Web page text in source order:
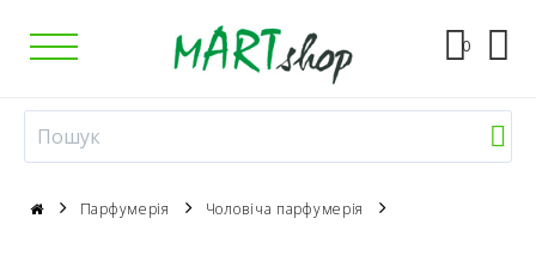
0
Парфумерія Чоловіча парфумерія